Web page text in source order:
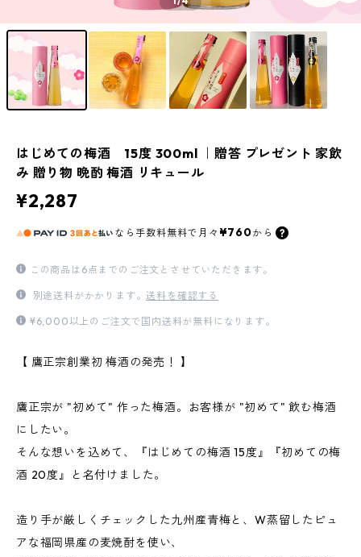
はじめての梅酒 15度 300ml ｜贈答 プレゼント 家飲
み 贈り物 晩酌 梅酒 リキュール
¥2,287
なら 手数料無料で 月々 ¥760から
この商品は6点までのご注文とさせていただきます。
別途送料がかかります。送料を確認する
¥6,000以上のご注文で国内送料が無料になります。
【 鷹正宗創業初 梅酒の発売！ 】
鷹正宗が "初めて" 作った梅酒。お客様が "初めて" 飲む梅酒
にしたい。
そんな想いを込めて、『はじめての梅酒 15度』『初めての梅
酒 20度』と名付けました。
造り手が厳しくチェックした九州産青梅と、W蒸留したピュ
アな福岡県産の麦焼酎を使い、